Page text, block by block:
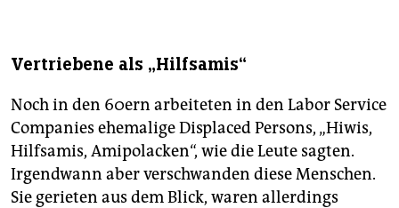
Vertriebene als „Hilfsamis“
Noch in den 60ern arbeiteten in den Labor Service
Companies ehemalige Displaced Persons, „Hiwis,
Hilfs­amis, Amipolacken“, wie die Leute sagten.
Irgendwann aber verschwanden diese Menschen.
Sie gerieten aus dem Blick, waren allerdings